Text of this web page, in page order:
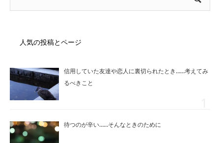
人気の投稿とページ
信用していた友達や恋人に裏切られたとき……考えてみ
るべきこと
待つのが辛い……そんなときのために